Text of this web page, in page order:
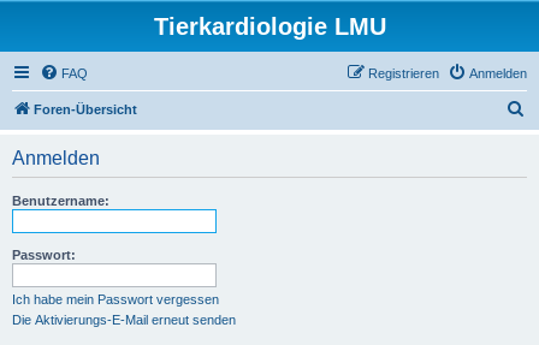
Tierkardiologie LMU
FAQ Anmelden
Registrieren
Foren-Übersicht
Anmelden
Benutzername:
Passwort:
Ich habe mein Passwort vergessen
Die Aktivierungs-E-Mail erneut senden